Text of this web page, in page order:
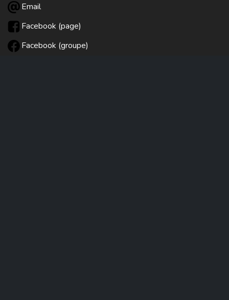
Email
Facebook (page)
Facebook (groupe)